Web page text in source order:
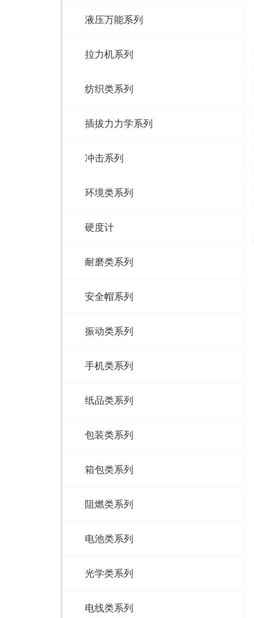
液压万能系列
拉力机系列
纺织类系列
插拔力力学系列
冲击系列
环境类系列
硬度计
耐磨类系列
安全帽系列
振动类系列
手机类系列
纸品类系列
包装类系列
箱包类系列
阻燃类系列
电池类系列
光学类系列
电线类系列